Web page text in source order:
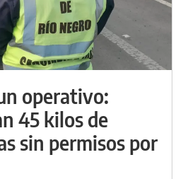
operativo:
45 kilos de
sin permisos por